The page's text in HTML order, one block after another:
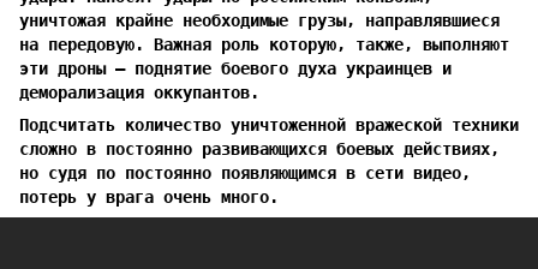
уничтожая крайне необходимые грузы, направлявшиеся
на передовую. Важная роль которую, также, выполняют
эти дроны — поднятие боевого духа украинцев и
деморализация оккупантов.
Подсчитать количество уничтоженной вражеской техники
сложно в постоянно развивающихся боевых действиях,
но судя по постоянно появляющимся в сети видео,
потерь у врага очень много.